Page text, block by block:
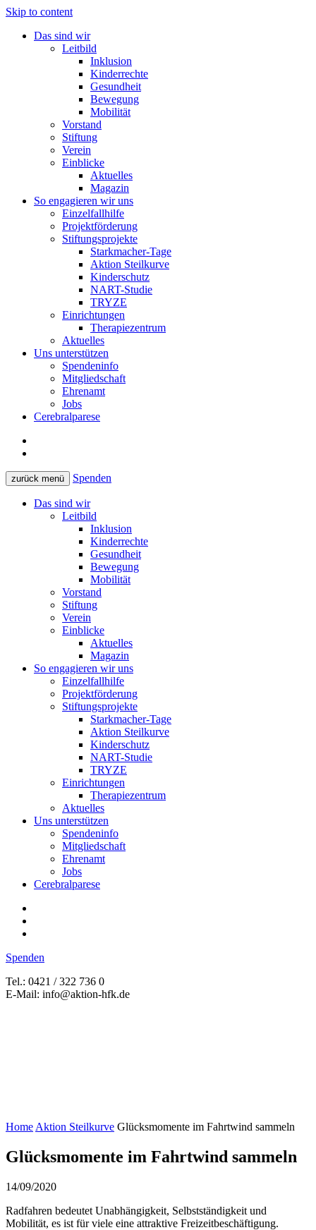
Skip to content
Das sind wir
Leitbild
Inklusion
Kinderrechte
Gesundheit
Bewegung
Mobilität
Vorstand
Stiftung
Verein
Einblicke
Aktuelles
Magazin
So engagieren wir uns
Einzelfallhilfe
Projektförderung
Stiftungsprojekte
Starkmacher-Tage
Aktion Steilkurve
Kinderschutz
NART-Studie
TRYZE
Einrichtungen
Therapiezentrum
Aktuelles
Uns unterstützen
Spendeninfo
Mitgliedschaft
Ehrenamt
Jobs
Cerebralparese
zurück menü Spenden
Das sind wir
Leitbild
Inklusion
Kinderrechte
Gesundheit
Bewegung
Mobilität
Vorstand
Stiftung
Verein
Einblicke
Aktuelles
Magazin
So engagieren wir uns
Einzelfallhilfe
Projektförderung
Stiftungsprojekte
Starkmacher-Tage
Aktion Steilkurve
Kinderschutz
NART-Studie
TRYZE
Einrichtungen
Therapiezentrum
Aktuelles
Uns unterstützen
Spendeninfo
Mitgliedschaft
Ehrenamt
Jobs
Cerebralparese
Spenden
Tel.: 0421 / 322 736 0
E-Mail: info@aktion-hfk.de
Home Aktion Steilkurve Glücksmomente im Fahrtwind sammeln
Glücksmomente im Fahrtwind sammeln
14/09/2020
Radfahren bedeutet Unabhängigkeit, Selbstständigkeit und
Mobilität, es ist für viele eine attraktive Freizeitbeschäftigung.